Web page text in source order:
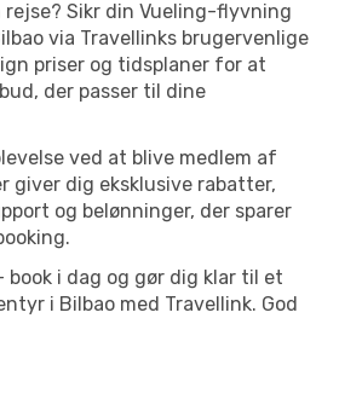
Sikr din Vueling-flyvning
via Travellinks brugervenlige
priser og tidsplaner for at
der passer til dine
ved at blive medlem af
giver dig eksklusive rabatter,
og belønninger, der sparer
book i dag og gør dig klar til et
i Bilbao med Travellink. God